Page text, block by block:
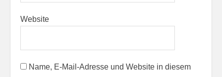
Website
Name, E-Mail-Adresse und Website in diesem